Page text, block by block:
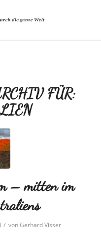
FÜR:
– mitten im
/ vonGerhard Visser